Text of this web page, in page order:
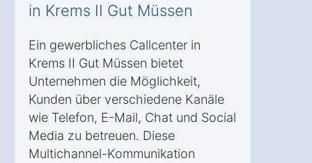
in Krems II Gut Müssen
Ein gewerbliches Callcenter in
Krems II Gut Müssen bietet
Unternehmen die Möglichkeit,
Kunden über verschiedene Kanäle
wie Telefon, E-Mail, Chat und Social
Media zu betreuen. Diese
Multichannel-Kommunikation